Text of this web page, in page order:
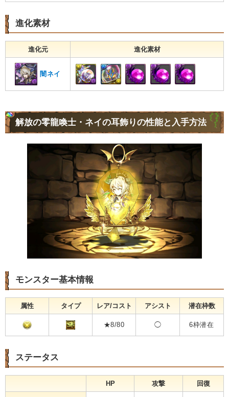
進化素材
進化元 進化素材
闇ネイ
解放の零龍喚士・ネイの耳飾りの性能と入手方法
モンスター基本情報
属性 タイプ レア/コスト アシスト 潜在枠数
★8/80 ◯ 6枠潜在
ステータス
HP 攻撃 回復